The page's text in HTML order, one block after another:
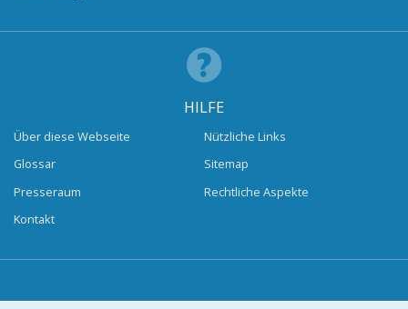
HILFE
Über diese Webseite
Glossar
Presseraum
Kontakt
Nützliche Links
Sitemap
Rechtliche Aspekte